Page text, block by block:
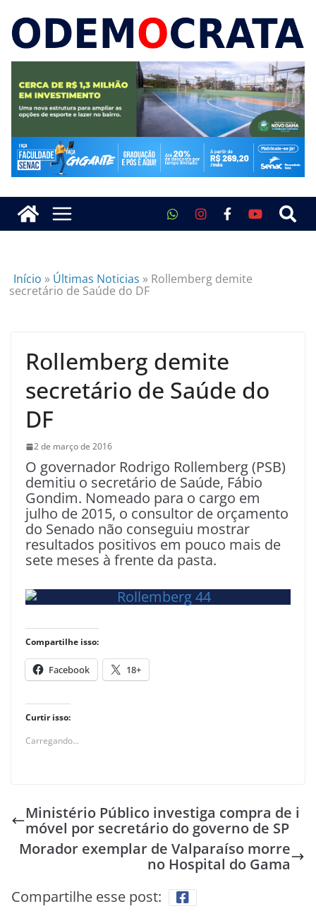
Início » Últimas Noticias » Rollemberg demite
secretário de Saúde do DF
Rollemberg demite
secretário de Saúde do
DF
2 de março de 2016
O governador Rodrigo Rollemberg (PSB)
demitiu o secretário de Saúde, Fábio
Gondim. Nomeado para o cargo em
julho de 2015, o consultor de orçamento
do Senado não conseguiu mostrar
resultados positivos em pouco mais de
sete meses à frente da pasta.
Compartilhe isso:
Facebook 18+
Curtir isso:
Carregando...
Ministério Público investiga compra de i
móvel por secretário do governo de SP
Morador exemplar de Valparaíso morre
no Hospital do Gama
Compartilhe esse post: